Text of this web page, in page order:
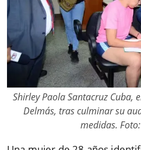
Shirley Paola Santacruz Cuba,
Delmás, tras culminar su
medidas.